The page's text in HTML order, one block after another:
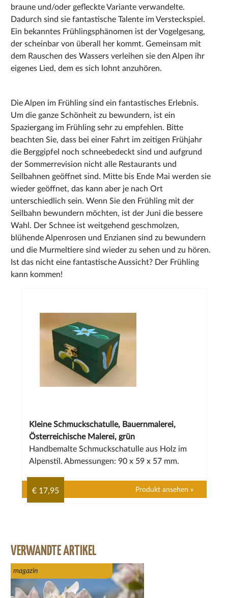
braune und/oder gefleckte Variante verwandelte.
Dadurch sind sie fantastische Talente im Versteckspiel.
Ein bekanntes Frühlingsphänomen ist der Vogelgesang,
der scheinbar von überall her kommt. Gemeinsam mit
dem Rauschen des Wassers verleihen sie den Alpen ihr
eigenes Lied, dem es sich lohnt anzuhören.
Die Alpen im Frühling sind ein fantastisches Erlebnis.
Um die ganze Schönheit zu bewundern, ist ein
Spaziergang im Frühling sehr zu empfehlen. Bitte
beachten Sie, dass bei einer Fahrt im zeitigen Frühjahr
die Berggipfel noch schneebedeckt sind und aufgrund
der Sommerrevision nicht alle Restaurants und
Seilbahnen geöffnet sind. Mitte bis Ende Mai werden sie
wieder geöffnet, das kann aber je nach Ort
unterschiedlich sein. Wenn Sie den Frühling mit der
Seilbahn bewundern möchten, ist der Juni die bessere
Wahl. Der Schnee ist weitgehend geschmolzen,
blühende Alpenrosen und Enzianen sind zu bewundern
und die Murmeltiere sind wieder zu sehen und zu hören.
Ist das nicht eine fantastische Aussicht? Der Frühling
kann kommen!
€ 17,95 Produkt ansehen »
Kleine Schmuckschatulle, Bauernmalerei,
Österreichische Malerei, grün
Handbemalte Schmuckschatulle aus Holz im
Alpenstil. Abmessungen: 90 x 59 x 57 mm.
VERWANDTE ARTIKEL
magazin